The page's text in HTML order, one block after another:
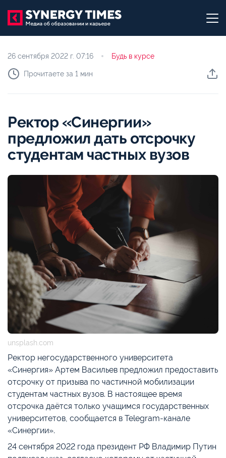
26 сентября 2022 г. 07:16 Будь в курсе
Прочитаете за 1 мин
Ректор «Синергии»
предложил дать отсрочку
студентам частных вузов
unsplash.com
Ректор негосударственного университета
«Синергия» Артем Васильев предложил предоставить
отсрочку от призыва по частичной мобилизации
студентам частных вузов. В настоящее время
отсрочка даётся только учащимся государственных
университетов, сообщается в Telegram-канале
«Синергии».
24 сентября 2022 года президент РФ Владимир Путин